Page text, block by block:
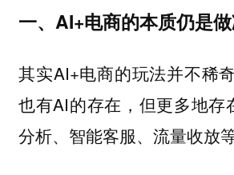
一、AI+电商的本质仍是
其实AI+电商的玩法并不稀
也有AI的存在，但更多地存
分析、智能客服、流量收放